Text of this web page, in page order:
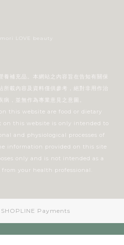
LOVE beauty
養補充品。本網站之內容旨在告知有關保
所載內容及資料僅供參考，絕對非用作治
病，並無作為專業意見之意圖。
this website are food or dietary
on this website is only intended to
and physiological processes of
information provided on this site
only and is not intended as a
your health professional.
SHOPLINE Payments